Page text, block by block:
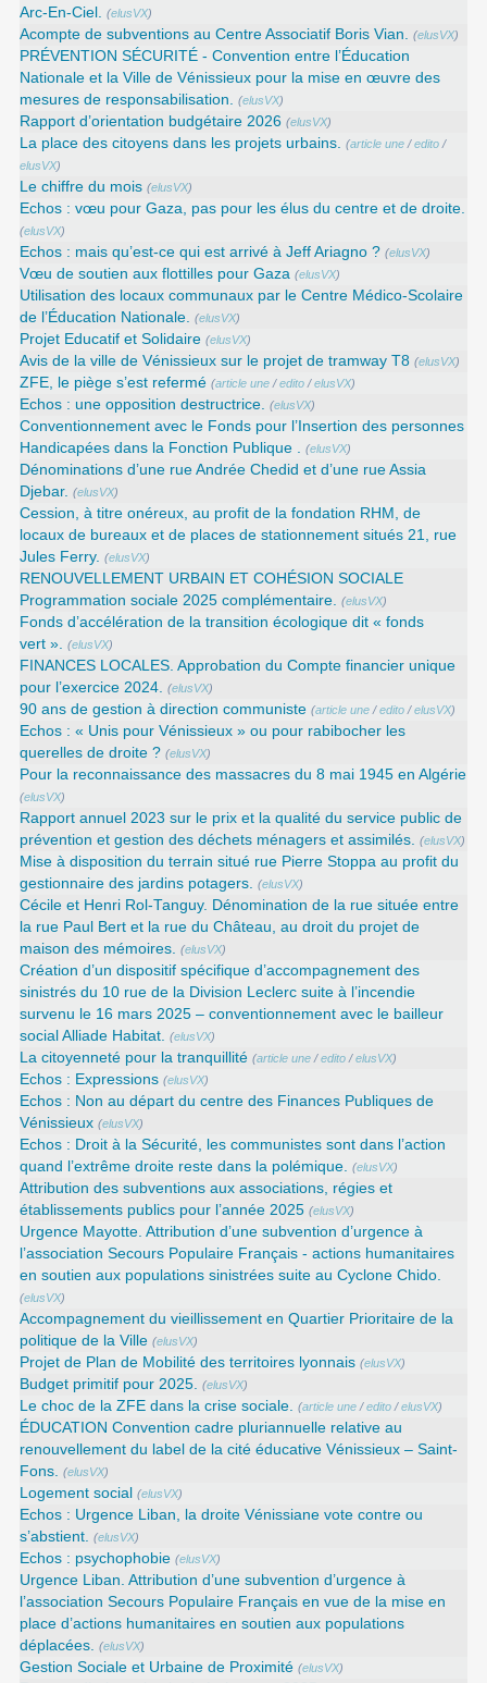
Arc-En-Ciel.
(elusVX)
Acompte de subventions au Centre Associatif Boris Vian. (elusVX)
PRÉVENTION SÉCURITÉ - Convention entre l’Éducation
Nationale et la Ville de Vénissieux pour la mise en œuvre des
mesures de responsabilisation.
(elusVX)
Rapport d’orientation budgétaire 2026 (elusVX)
La place des citoyens dans les projets urbains. (article une /edito /
elusVX)
Le chiffre du mois (elusVX)
Echos : vœu pour Gaza, pas pour les élus du centre et de droite.
(elusVX)
Echos : mais qu’est-ce qui est arrivé à Jeff Ariagno ? (elusVX)
Vœu de soutien aux flottilles pour Gaza (elusVX)
Utilisation des locaux communaux par le Centre Médico-Scolaire
de l’Éducation Nationale.
(elusVX)
Projet Educatif et Solidaire (elusVX)
Avis de la ville de Vénissieux sur le projet de tramway T8 (elusVX)
ZFE, le piège s’est refermé (article une /edito /elusVX)
Echos : une opposition destructrice. (elusVX)
Conventionnement avec le Fonds pour l’Insertion des personnes
Handicapées dans la Fonction Publique .
(elusVX)
Dénominations d’une rue Andrée Chedid et d’une rue Assia
Djebar.
(elusVX)
Cession, à titre onéreux, au profit de la fondation RHM, de
locaux de bureaux et de places de stationnement situés 21, rue
Jules Ferry.
(elusVX)
RENOUVELLEMENT URBAIN ET COHÉSION SOCIALE
Programmation sociale 2025 complémentaire.
(elusVX)
Fonds d’accélération de la transition écologique dit « fonds
vert ».
(elusVX)
FINANCES LOCALES. Approbation du Compte financier unique
pour l’exercice 2024.
(elusVX)
90 ans de gestion à direction communiste (article une /edito /elusVX)
Echos : « Unis pour Vénissieux » ou pour rabibocher les
querelles de droite ? (elusVX)
Pour la reconnaissance des massacres du 8 mai 1945 en Algérie
(elusVX)
Rapport annuel 2023 sur le prix et la qualité du service public de
prévention et gestion des déchets ménagers et assimilés.
(elusVX)
Mise à disposition du terrain situé rue Pierre Stoppa au profit du
gestionnaire des jardins potagers.
(elusVX)
Cécile et Henri Rol-Tanguy. Dénomination de la rue située entre
la rue Paul Bert et la rue du Château, au droit du projet de
maison des mémoires.
(elusVX)
Création d’un dispositif spécifique d’accompagnement des
sinistrés du 10 rue de la Division Leclerc suite à l’incendie
survenu le 16 mars 2025 – conventionnement avec le bailleur
social Alliade Habitat.
(elusVX)
La citoyenneté pour la tranquillité (article une /edito /elusVX)
Echos : Expressions (elusVX)
Echos : Non au départ du centre des Finances Publiques de
Vénissieux (elusVX)
Echos : Droit à la Sécurité, les communistes sont dans l’action
quand l’extrême droite reste dans la polémique.
(elusVX)
Attribution des subventions aux associations, régies et
établissements publics pour l’année 2025 (elusVX)
Urgence Mayotte. Attribution d’une subvention d’urgence à
l’association Secours Populaire Français - actions humanitaires
en soutien aux populations sinistrées suite au Cyclone Chido.
(elusVX)
Accompagnement du vieillissement en Quartier Prioritaire de la
politique de la Ville (elusVX)
Projet de Plan de Mobilité des territoires lyonnais (elusVX)
Budget primitif pour 2025. (elusVX)
Le choc de la ZFE dans la crise sociale. (article une /edito /elusVX)
ÉDUCATION Convention cadre pluriannuelle relative au
renouvellement du label de la cité éducative Vénissieux – Saint-
Fons.
(elusVX)
Logement social (elusVX)
Echos : Urgence Liban, la droite Vénissiane vote contre ou
s’abstient.
(elusVX)
Echos : psychophobie (elusVX)
Urgence Liban. Attribution d’une subvention d’urgence à
l’association Secours Populaire Français en vue de la mise en
place d’actions humanitaires en soutien aux populations
déplacées.
(elusVX)
Gestion Sociale et Urbaine de Proximité (elusVX)